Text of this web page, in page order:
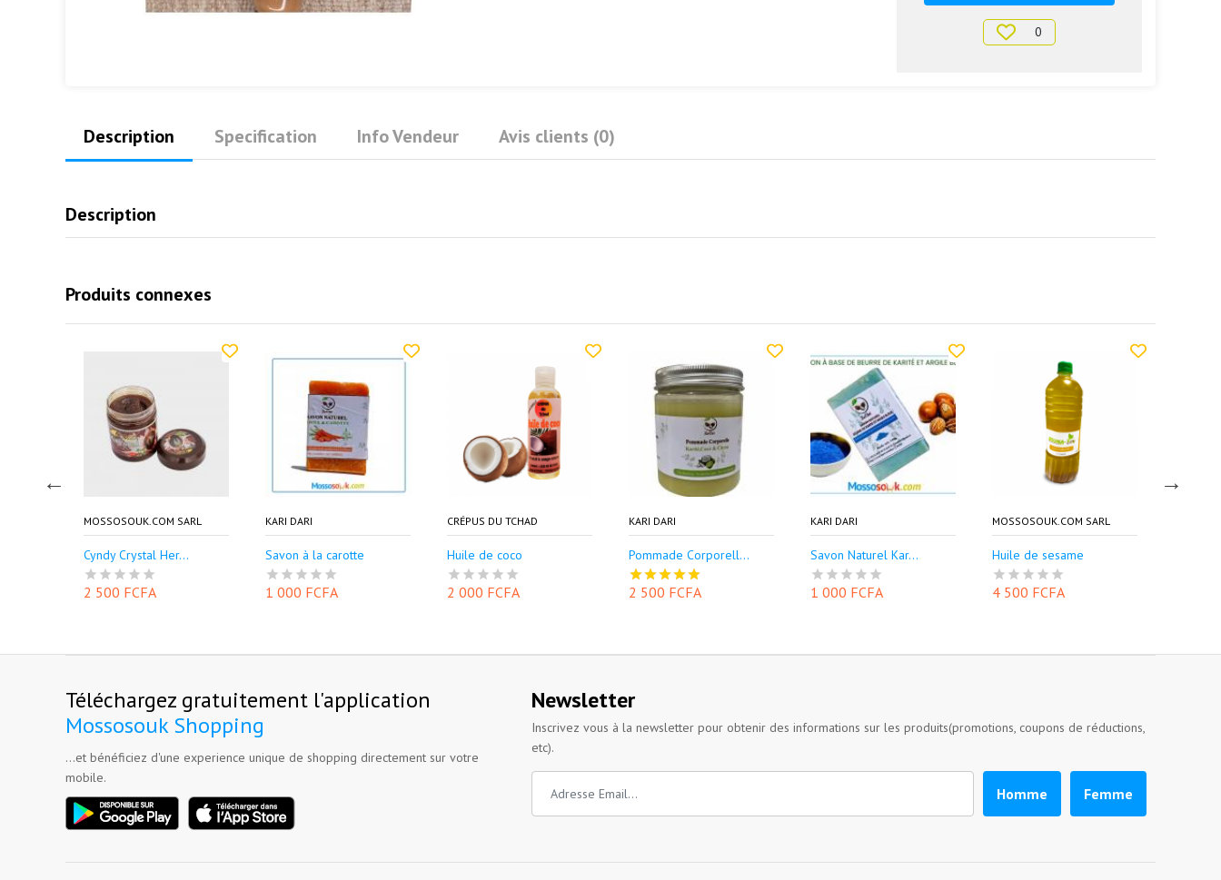
0
Description Specification Info Vendeur Avis clients (0)
Description
Produits connexes
MOSSOSOUK.COM SARL
Cyndy Crystal Her...
2 500 FCFA
KARI DARI
Savon à la carotte
1 000 FCFA
CRÉPUS DU TCHAD
Huile de coco
2 000 FCFA
KARI DARI
Pommade Corporell...
2 500 FCFA
KARI DARI
Savon Naturel Kar...
1 000 FCFA
MOSSOSOUK.COM SARL
Huile de sesame
4 500 FCFA
Téléchargez gratuitement l'application
Mossosouk Shopping
...et bénéficiez d'une experience unique de shopping directement sur votre
mobile.
Newsletter
Inscrivez vous à la newsletter pour obtenir des informations sur les produits(promotions, coupons de réductions,
etc).
Homme Femme